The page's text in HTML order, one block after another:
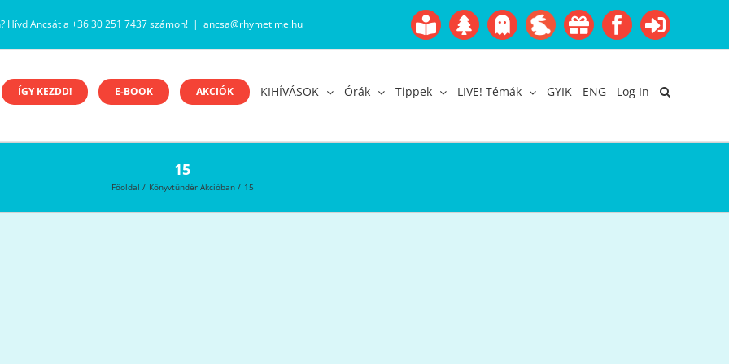
Hívd Ancsát a +36 30 251 7437 számon! | ancsa@rhymetime.hu
Boofairy
Gyerekangol
AdventHalloween
EasterAkcióFacebook
Login
ÍGY KEZDD! E-BOOK AKCIÓK KIHÍVÁSOK Órák Tippek LIVE! Témák GYIK ENG Log In
15
Főoldal Könyvtündér Akcióban 15